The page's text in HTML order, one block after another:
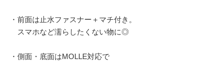
・前面は止水ファスナー＋マチ付き。
スマホなど濡らしたくない物に◎
・側面・底面はMOLLE対応で